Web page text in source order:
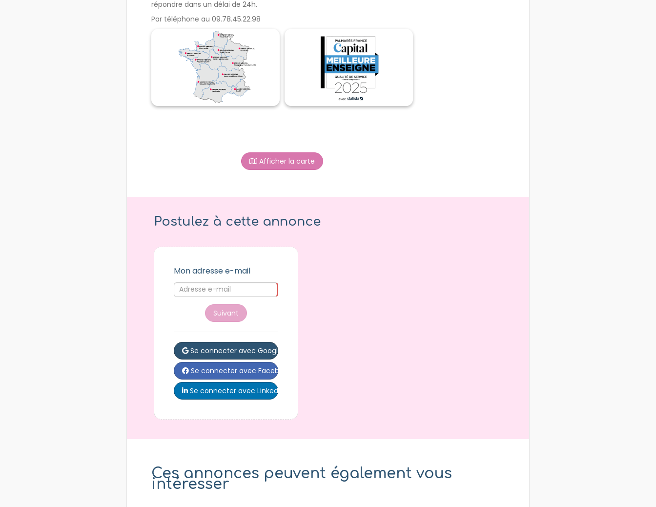
répondre dans un délai de 24h.
Par téléphone au 09.78.45.22.98
Afficher la carte
Postulez à cette annonce
Mon adresse e-mail
Suivant
Se connecter avec Google
Se connecter avec Facebook
Se connecter avec LinkedIn
Ces annonces peuvent également vous
intéresser